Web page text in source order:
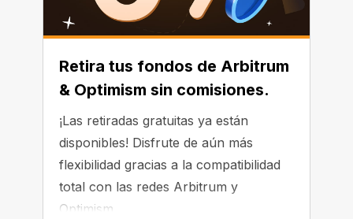
Retira tus fondos de Arbitrum
& Optimism sin comisiones.
¡Las retiradas gratuitas ya están
disponibles! Disfrute de aún más
flexibilidad gracias a la compatibilidad
total con las redes Arbitrum y
Optimism.